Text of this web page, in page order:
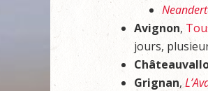
Avignon,
jours,
Grignan,